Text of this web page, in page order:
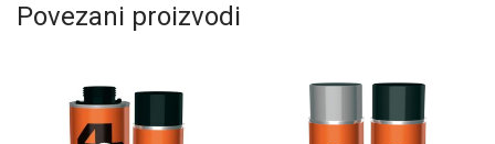
Povezani proizvodi